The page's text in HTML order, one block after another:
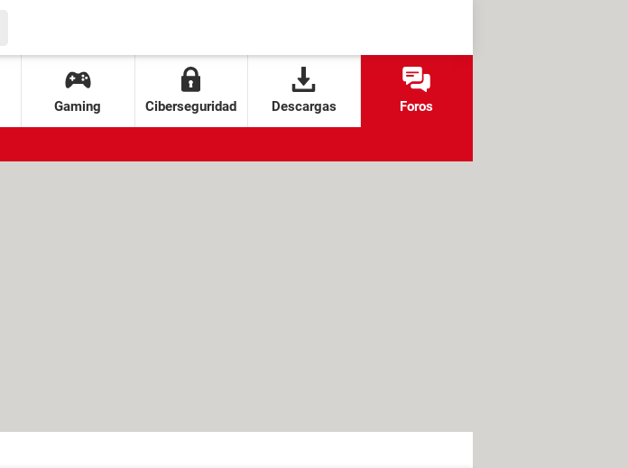
Gaming Ciberseguridad Descargas Foros